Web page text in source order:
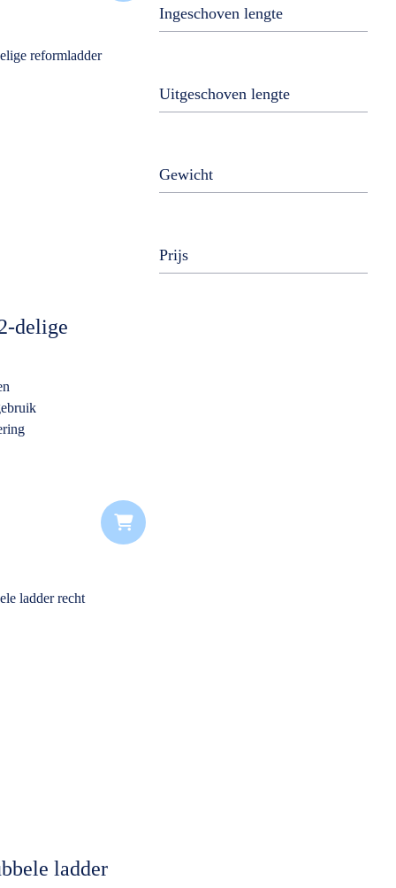
delige
ladder
Ingeschoven lengte
Uitgeschoven lengte
Gewicht
Prijs